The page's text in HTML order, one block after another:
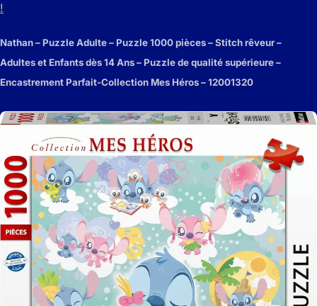
!
Nathan – Puzzle Adulte – Puzzle 1000 pièces – Stitch rêveur –
Adultes et Enfants dès 14 Ans – Puzzle de qualité supérieure –
Encastrement Parfait-Collection Mes Héros – 12001320